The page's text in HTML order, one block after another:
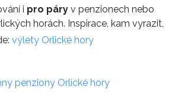
i pro páry v penzionech nebo
horách. Inspirace, kam vyrazit,
výlety Orlické hory
penziony Orlické hory